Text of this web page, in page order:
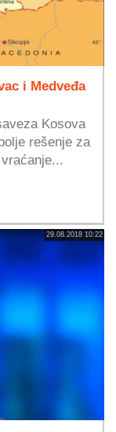
i Medveđa
Kosova
rešenje za
29.08.2018 10:22